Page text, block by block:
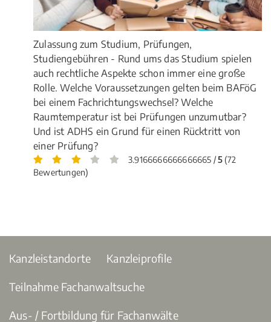
Zulassung zum Studium, Prüfungen,
Studiengebühren - Rund ums das Studium spielen
auch rechtliche Aspekte schon immer eine große
Rolle. Welche Voraussetzungen gelten beim BAFöG
bei einem Fachrichtungswechsel? Welche
Raumtemperatur ist bei Prüfungen unzumutbar?
Und ist ADHS ein Grund für einen Rücktritt von
einer Prüfung?
3.9166666666666665 /5(72
Bewertungen)
Kanzleistandorte Kanzleiprofile
Teilnahme Fachanwaltsuche
Aus- / Fortbildung für Fachanwälte